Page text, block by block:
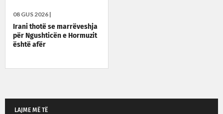
08 GUS 2026 |
Irani thotë se marrëveshja
për Ngushticën e Hormuzit
është afër
LAJME MË TË